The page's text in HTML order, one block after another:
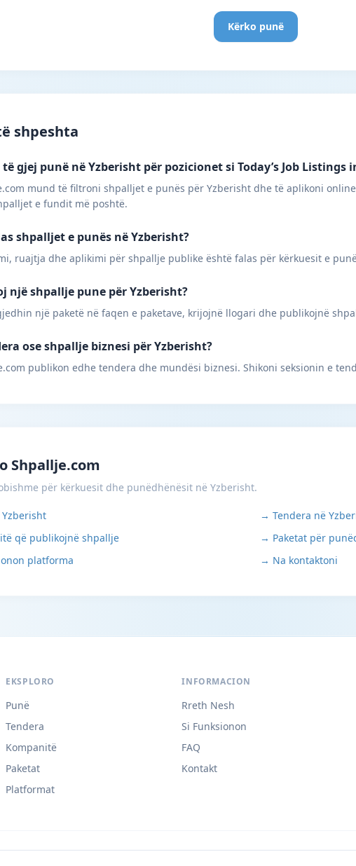
Kërko punë
shpeshta
gjej punë në Yzberisht për pozicionet si Today’s Job Listings
mund të filtroni shpalljet e punës për Yzberisht dhe të aplikoni
e fundit më poshtë.
shpalljet e punës në Yzberisht?
ruajtja dhe aplikimi për shpallje publike është falas për kërkuesit e
një shpallje pune për Yzberisht?
një paketë në faqen e paketave, krijojnë llogari dhe publikojnë
ose shpallje biznesi për Yzberisht?
publikon edhe tendera dhe mundësi biznesi. Shikoni seksionin e
Shpallje.com
për kërkuesit dhe punëdhënësit në Yzberisht.
→ Tendera në
që publikojnë shpallje
→ Paketat për
platforma
→ Na kontaktoni
EKSPLORO
Punë
Tendera
Kompanitë
Paketat
Platformat
INFORMACION
Rreth Nesh
Si Funksionon
FAQ
Kontakt